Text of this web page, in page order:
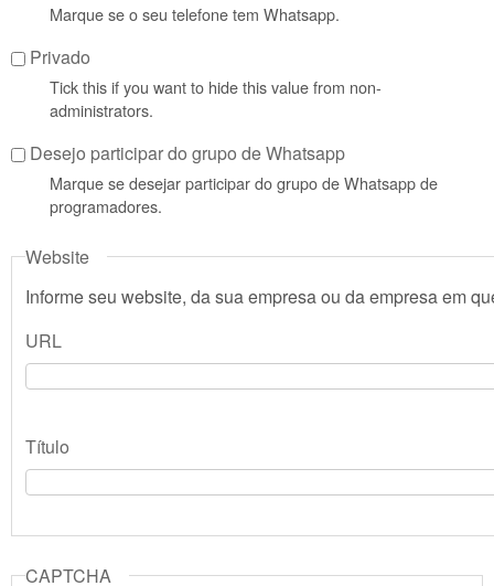
Marque se o seu telefone tem Whatsapp.
Privado
Tick this if you want to hide this value from non-
administrators.
Desejo participar do grupo de Whatsapp
Marque se desejar participar do grupo de Whatsapp de
programadores.
Website
Informe seu website, da sua empresa ou da empresa em
URL
Título
CAPTCHA